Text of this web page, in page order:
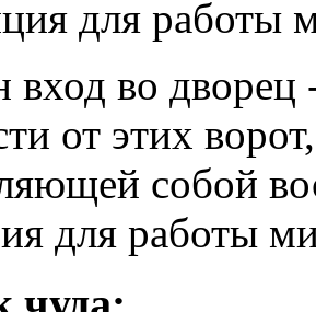
во дворец
от этих
собой
для работы